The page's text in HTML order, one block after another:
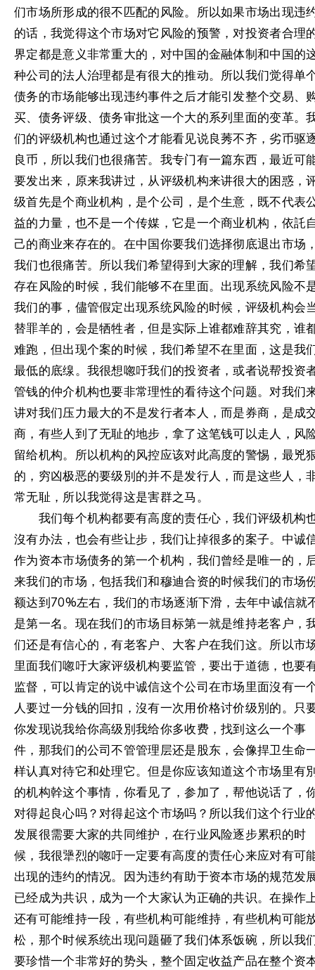
们市场所形成的很不匹配的风险。所以如果市场出现违
的话，我觉得这个市场对它风险的预警，对投资者合理
界定都是意义非常重大的，对中国的金融体制和中国的
种公司的法人治理都是有很大的推动。所以我们觉得单
债务的市场能够出现违约事件之后才能引发整个交易、
买、债务评级、债务审批这一个大的系列里面的变革。
们的评级机构也通过这个才能看见说良莠不齐，劣币驱
良币，所以我们也很痛苦。我专门有一篇东西，最近可
要发出来，原来我讲过，从评级机构来讲很大的困惑，
级首先是个商业机构，是个公司，是个生意，既不代表
益的力量，也不是一个传媒，它是一个商业机构，依託
己的商业来存在的。在中国你要我们选择彻底退出市场
我们也很痛苦。所以我们希望得到大家的理解，我们希
存在风险的时候，我们能够不在里面。出现系统风险不
我们的事，儘管假定出现系统风险的时候，评级机构会
替罪羊的，会是牺牲者，但是实际上谁都难辞其究，谁
难跑，但出现个案的时候，我们希望不在里面，这是我
最低的底缐。我很想唿吁我们的投资者，或者说帮投资
管钱的仲介机构也要非常理性的看待这个问题。对我们
讲对我们压力最大的不是发行者本人，而是券商，是成
商，有些人到了无耻的地步，拿了这笔钱可以走人，风
留给机构。所以机构的风控应该对此高度的警惕，最兇
的，穷凶极恶的要级別的并不是发行人，而是这些人，
常无耻，所以我觉得这是害群之马。
我们每个机构都要有高度的责任心，我们评级机构
沒有办法，也会有些让步，我们让掉很多的案子。中诚
作为资本市场债务的第一个机构，我们曾经是唯一的，
来我们的市场，包括我们和穆迪合资的时候我们的市场
额达到70%左右，我们的市场逐渐下滑，去年中诚信就
是第一名。现在我们的市场目标第一就是维持老客户，
们还是有信心的，有老客户、大客户在我们这。所以市
里面我们唿吁大家评级机构要监管，要出于道德，也要
监督，可以肯定的说中诚信这个公司在市场里面沒有一
人要过一分钱的回扣，沒有一次用价格讨价级別的。只
你发现说我给你高级別我给你多收费，找到这么一个事
件，那我们的公司不管管理层还是股东，会像捍卫生命
样认真对待它和处理它。但是你应该知道这个市场里有
的机构幹这个事情，你看见了，参加了，帮他说话了，
对得起良心吗？对得起这个市场吗？所以我们这个行业
发展很需要大家的共同维护，在行业风险逐步累积的时
候，我很犟烈的唿吁一定要有高度的责任心来应对有可
出现的违约的情况。因为违约有助于资本市场的规范发
已经成为共识，成为一个大家认为正确的共识。在操作
还有可能维持一段，有些机构可能维持，有些机构可能
松，那个时候系统出现问题砸了我们体系饭碗，所以我
要珍惜一个非常好的势头，整个固定收益产品在整个资